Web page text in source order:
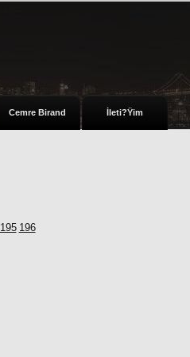
Cemre Birand İleti?Ÿim
195 196